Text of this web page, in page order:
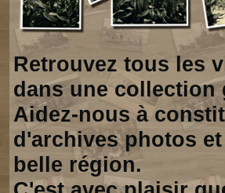
Retrouvez tous les
dans une
Aidez-nous à
d'archives photos
belle région.